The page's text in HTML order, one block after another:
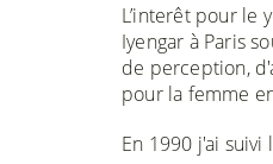
L’interêt pour le
Iyengar à Paris
de perception,
pour la femme
En 1990 j'ai suivi